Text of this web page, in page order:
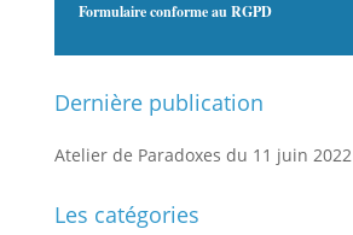
Formulaire conforme au RGPD
Dernière publication
Atelier de Paradoxes du 11 juin 2022
Les catégories